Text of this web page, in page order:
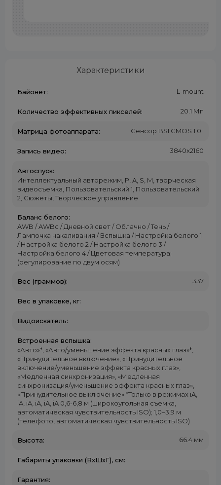
Характеристики
Байонет: L-mount
Количество эффективных пикселей: 20.1 Мп
Матрица фотоаппарата: Сенсор BSI CMOS 1.0″
Запись видео: 3840x2160
Автоспуск:
Интеллектуальный авторежим, P, A, S, M, творческая
видеосъемка, Пользовательский 1, Пользовательский
2, Сюжеты, Творческое управление
Баланс белого:
AWB / AWBc / Дневной свет / Облачно / Тень /
Лампочка накаливания / Вспышка / Настройка белого 1
/ Настройка белого 2 / Настройка белого 3 /
Настройка белого 4 / Цветовая температура;
(регулирование по двум осям)
Вес (граммов): 337
Вес в упаковке, кг:
Видоискатель:
Встроенная вспышка:
«Авто»*, «Авто/уменьшение эффекта красных глаз»*,
«Принудительное включение», «Принудительное
включение/уменьшение эффекта красных глаз»,
«Медленная синхронизация», «Медленная
синхронизация/уменьшение эффекта красных глаз»,
«Принудительное выключение» *Только в режимах iA,
iA, iA, iA, iA, iA 0,6-6,8 м (широкоугольная съемка,
автоматическая чувствительность ISO); 1,0–3,9 м
(телефото, автоматическая чувствительность ISO)
Высота: 66.4 мм
Габариты упаковки (ВxШхГ), см:
Гарантия: